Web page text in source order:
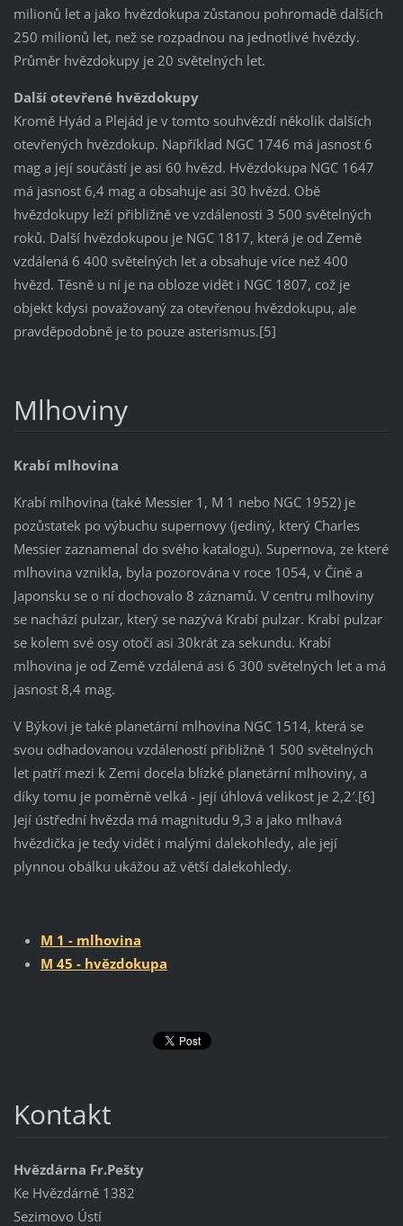
milionů let a jako hvězdokupa zůstanou pohromadě dalších
250 milionů let, než se rozpadnou na jednotlivé hvězdy.
Průměr hvězdokupy je 20 světelných let.
Další otevřené hvězdokupy
Kromě Hyád a Plejád je v tomto souhvězdí několik dalších
otevřených hvězdokup. Například NGC 1746 má jasnost 6
mag a její součástí je asi 60 hvězd. Hvězdokupa NGC 1647
má jasnost 6,4 mag a obsahuje asi 30 hvězd. Obě
hvězdokupy leží přibližně ve vzdálenosti 3 500 světelných
roků. Další hvězdokupou je NGC 1817, která je od Země
vzdálená 6 400 světelných let a obsahuje více než 400
hvězd. Těsně u ní je na obloze vidět i NGC 1807, což je
objekt kdysi považovaný za otevřenou hvězdokupu, ale
pravděpodobně je to pouze asterismus.[5]
Mlhoviny
Krabí mlhovina
Krabí mlhovina (také Messier 1, M 1 nebo NGC 1952) je
pozůstatek po výbuchu supernovy (jediný, který Charles
Messier zaznamenal do svého katalogu). Supernova, ze které
mlhovina vznikla, byla pozorována v roce 1054, v Číně a
Japonsku se o ní dochovalo 8 záznamů. V centru mlhoviny
se nachází pulzar, který se nazývá Krabí pulzar. Krabí pulzar
se kolem své osy otočí asi 30krát za sekundu. Krabí
mlhovina je od Země vzdálená asi 6 300 světelných let a má
jasnost 8,4 mag.
V Býkovi je také planetární mlhovina NGC 1514, která se
svou odhadovanou vzdáleností přibližně 1 500 světelných
let patří mezi k Zemi docela blízké planetární mlhoviny, a
díky tomu je poměrně velká - její úhlová velikost je 2,2′.[6]
Její ústřední hvězda má magnitudu 9,3 a jako mlhavá
hvězdička je tedy vidět i malými dalekohledy, ale její
plynnou obálku ukážou až větší dalekohledy.
M 1 - mlhovina
M 45 - hvězdokupa
Kontakt
Hvězdárna Fr.Pešty
Ke Hvězdárně 1382
Sezimovo Ústí